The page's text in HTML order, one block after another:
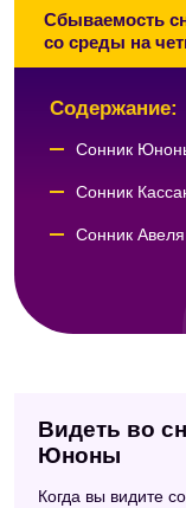
Сбываемость
со среды на
Содержание:
Сонник
Сонник
Сонник Авеля
Новейший
Видеть во
Юноны
Когда вы видите